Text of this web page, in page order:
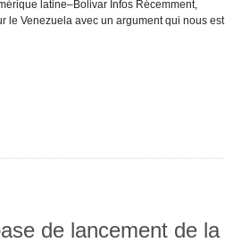
latine–Bolivar Infos Récemment,
le Venezuela avec un argument qui nous est
de lancement de la